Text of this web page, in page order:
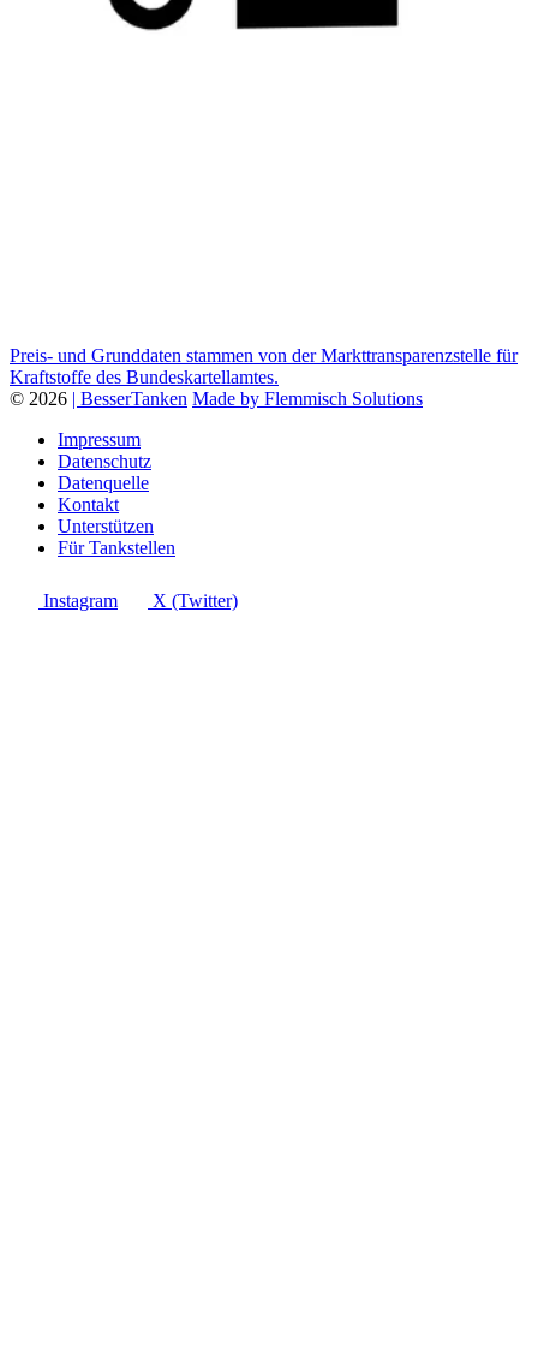
Preis- und Grunddaten stammen von der Markttransparenzstelle für
Kraftstoffe des Bundeskartellamtes.
© 2026 | BesserTanken Made by Flemmisch Solutions
Impressum
Datenschutz
Datenquelle
Kontakt
Unterstützen
Für Tankstellen
Instagram X (Twitter)